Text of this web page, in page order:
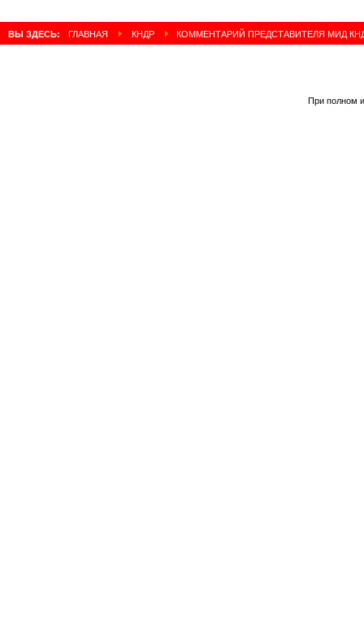
ВЫ ЗДЕСЬ: ГЛАВНАЯ КНДР КОММЕНТАРИЙ ПРЕДСТАВИТЕЛЯ МИД
При полном